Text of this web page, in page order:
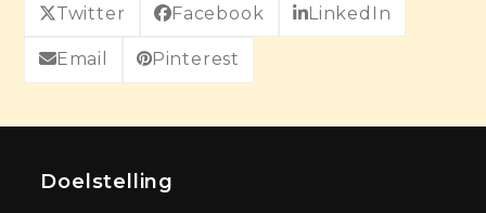
Twitter Facebook LinkedIn
Email Pinterest
Doelstelling